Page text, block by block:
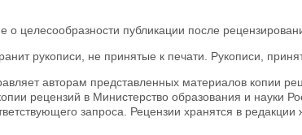
о целесообразности публикации после
рукописи, не принятые к печати. Рукописи,
авторам представленных материалов копии
рецензий в Министерство образования и науки
запроса. Рецензии хранятся в редакции